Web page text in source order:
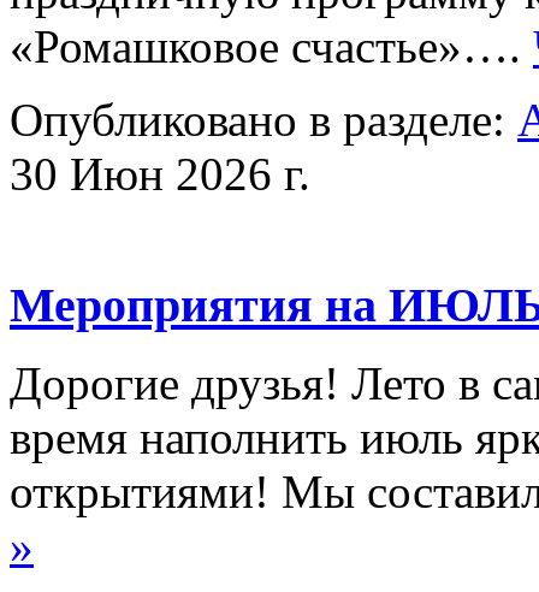
«Ромашковое счастье»….
Опубликовано в разделе:
30 Июн 2026 г.
Мероприятия на
Дорогие друзья! Лето в
время наполнить июль
открытиями! Мы
»